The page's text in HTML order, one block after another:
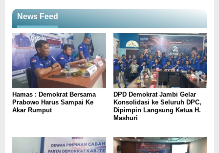
News Feed
Hamas : Demokrat Bersama
Prabowo Harus Sampai Ke
Akar Rumput
DPD Demokrat Jambi Gelar
Konsolidasi ke Seluruh DPC,
Dipimpin Langsung Ketua H.
Mashuri